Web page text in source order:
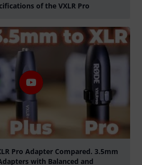
of the VXLR Pro
Pro Adapter Compared. 3.5mm
with Balanced and